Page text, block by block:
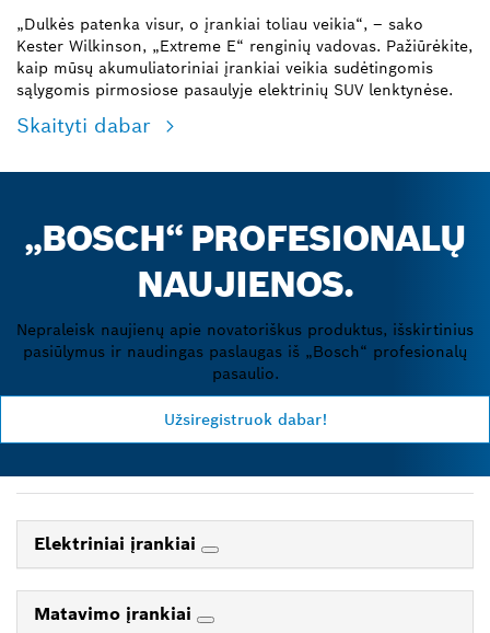
„Dulkės patenka visur, o įrankiai toliau veikia“, – sako
Kester Wilkinson, „Extreme E“ renginių vadovas. Pažiūrėkite,
kaip mūsų akumuliatoriniai įrankiai veikia sudėtingomis
sąlygomis pirmosiose pasaulyje elektrinių SUV lenktynėse.
Skaityti dabar
„BOSCH“ PROFESIONALŲ
NAUJIENOS.
Nepraleisk naujienų apie novatoriškus produktus, išskirtinius
pasiūlymus ir naudingas paslaugas iš „Bosch“ profesionalų
pasaulio.
Užsiregistruok dabar!
Elektriniai įrankiai
Matavimo įrankiai